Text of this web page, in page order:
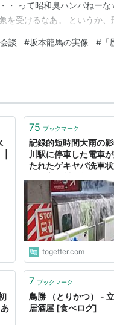
・ って昭和臭ハンパねー
を受けるなあ。 というか
だけど、さてどうなんでし
ナントこそ一部新しくな
談 #坂本龍馬の実像 #
75 ブックマーク
記録的短時間大雨の
川駅に停車した電車
たれたゲキヤバ洗車
銀座は冠水へ
togetter.com
7 ブックマーク
鳥勝 （とりかつ） -
居酒屋 [食べログ]